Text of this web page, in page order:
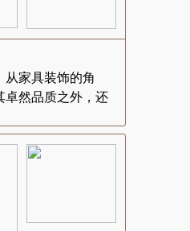
家具装饰的角
卓然品质之外，还